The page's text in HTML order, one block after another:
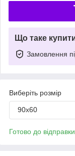
Що таке
Замовлення
Виберіть розмір
90х60
Готово до відправки